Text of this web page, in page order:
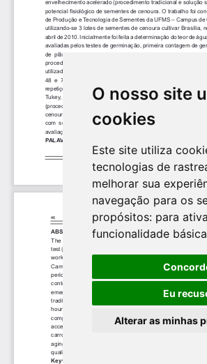
O nosso site
cookies
Este site utiliza
tecnologias de
melhorar sua
navegação para os
propósitos: para
funcionalidade
Eu
Alterar as minhas